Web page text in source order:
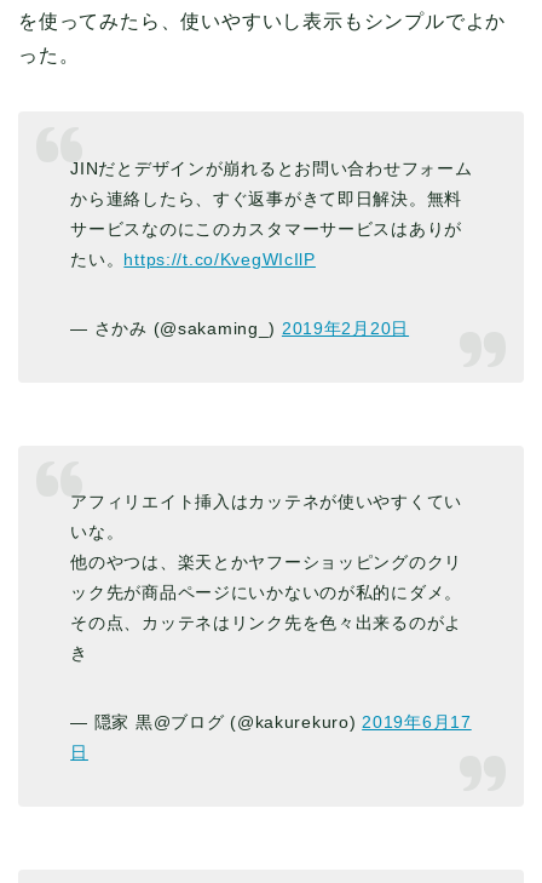
を使ってみたら、使いやすいし表示もシンプルでよか
った。
JINだとデザインが崩れるとお問い合わせフォーム
から連絡したら、すぐ返事がきて即日解決。無料
サービスなのにこのカスタマーサービスはありが
たい。 https://t.co/KvegWIcIlP
— さかみ (@sakaming_) 2019年2月20日
アフィリエイト挿入はカッテネが使いやすくてい
いな。
他のやつは、楽天とかヤフーショッピングのクリ
ック先が商品ページにいかないのが私的にダメ。
その点、カッテネはリンク先を色々出来るのがよ
き
— 隠家 黒@ブログ (@kakurekuro)2019年6月17
日